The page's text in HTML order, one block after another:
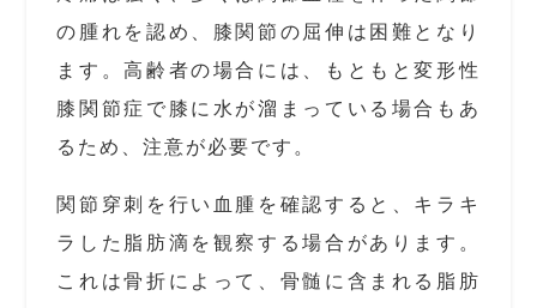
の腫れを認め、膝関節の屈伸は困難となり
ます。高齢者の場合には、もともと変形性
膝関節症で膝に水が溜まっている場合もあ
るため、注意が必要です。
関節穿刺を行い血腫を確認すると、キラキ
ラした脂肪滴を観察する場合があります。
これは骨折によって、骨髄に含まれる脂肪